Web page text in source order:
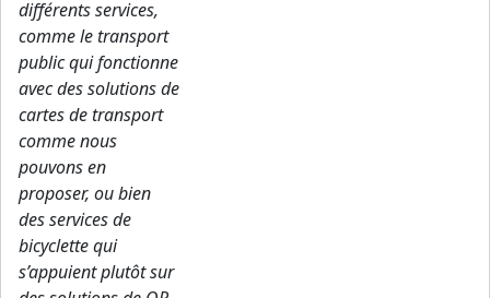
différents services,
comme le transport
public qui fonctionne
avec des solutions de
cartes de transport
comme nous
pouvons en
proposer, ou bien
des services de
bicyclette qui
s’appuient plutôt sur